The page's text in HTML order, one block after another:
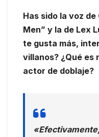
Has sido la voz
Men” y la de Lex
te gusta más,
villanos? ¿Qué es
actor de doblaje?